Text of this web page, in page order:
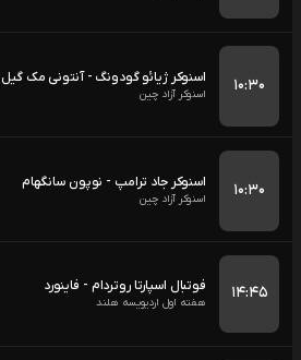
۱۰:۳۰ اسنوکر ژیائو گودونگ - آنتونی مک گیل
اسنوکر آزاد چین
۱۰:۳۰ اسنوکر جاد ترامپ - نوپون سانگهام
اسنوکر آزاد چین
۱۴:۴۵ فوتبال اسپارتا روتردام - فاینورد
هفته اول اردیویسه هلند